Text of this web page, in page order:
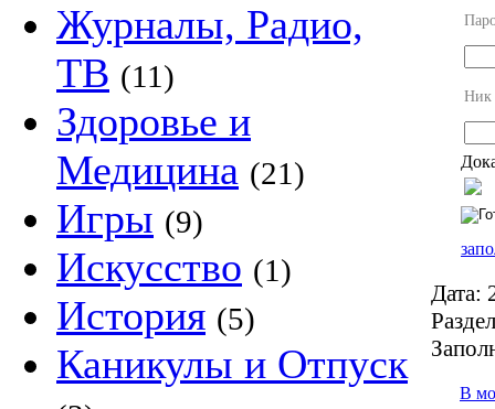
Журналы, Радио,
ТВ (11)
Здоровье и
Медицина (21)
Игры (9)
Искусство (1)
История (5)
Каникулы и Отпуск
Ник
Дата:
В